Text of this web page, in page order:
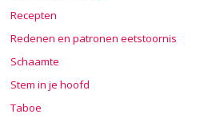
Recepten
Redenen en patronen eetstoornis
Schaamte
Stem in je hoofd
Taboe